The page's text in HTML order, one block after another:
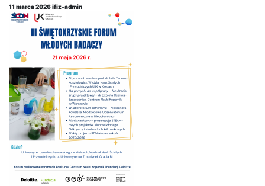
11 marca 2026ifiz-admin